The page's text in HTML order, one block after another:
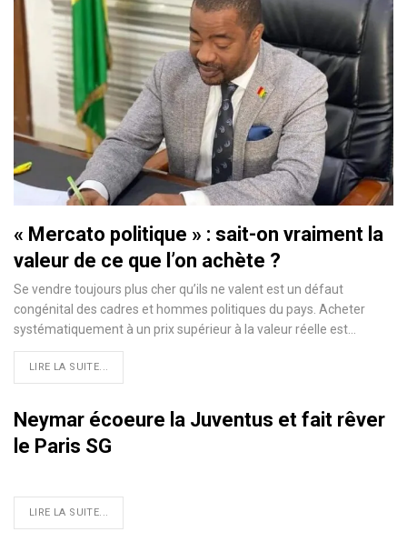
« Mercato politique » : sait-on vraiment la
valeur de ce que l’on achète ?
Se vendre toujours plus cher qu’ils ne valent est un défaut
congénital des cadres et hommes politiques du pays. Acheter
systématiquement à un prix supérieur à la valeur réelle est…
LIRE LA SUITE...
Neymar écoeure la Juventus et fait rêver
le Paris SG
LIRE LA SUITE...